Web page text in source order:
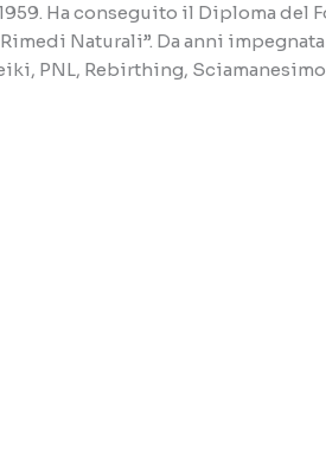
Ha conseguito il Diploma del
Naturali”. Da anni
PNL, Rebirthing,